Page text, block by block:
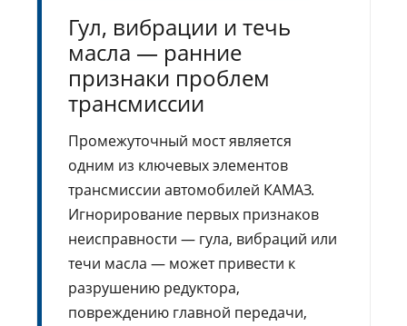
Гул, вибрации и течь
масла — ранние
признаки проблем
трансмиссии
Промежуточный мост является
одним из ключевых элементов
трансмиссии автомобилей КАМАЗ.
Игнорирование первых признаков
неисправности — гула, вибраций или
течи масла — может привести к
разрушению редуктора,
повреждению главной передачи,